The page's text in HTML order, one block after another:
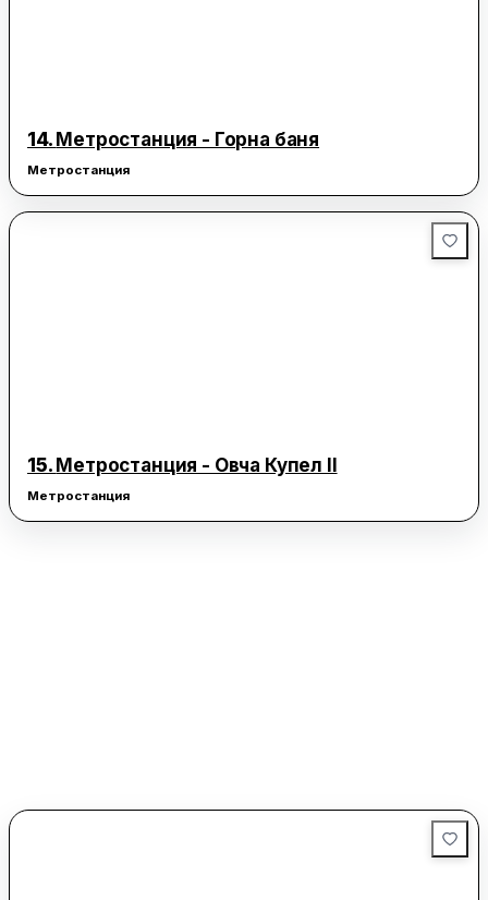
14. Метростанция - Горна баня
Метростанция
15. Метростанция - Овча Купел II
Метростанция